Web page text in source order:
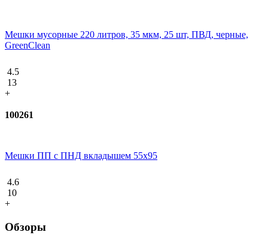
Мешки мусорные 220 литров, 35 мкм, 25 шт, ПВД, черные,
GreenClean
4.5
13
+
100261
Мешки ПП с ПНД вкладышем 55x95
4.6
10
+
Обзоры